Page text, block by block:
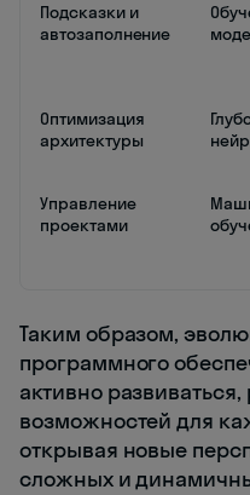
Подсказки и
автозаполнение
Оптимизация
архитектуры
Управление
проектами
Таким образом,
программного
активно
возможностей для
открывая новые
сложных и